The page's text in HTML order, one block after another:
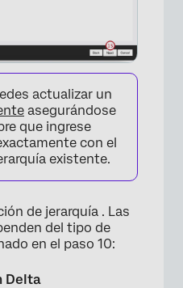
actualizar un
asegurándose
que ingrese
con el
existente.
de jerarquía . Las
del tipo de
en el paso 10:
Delta